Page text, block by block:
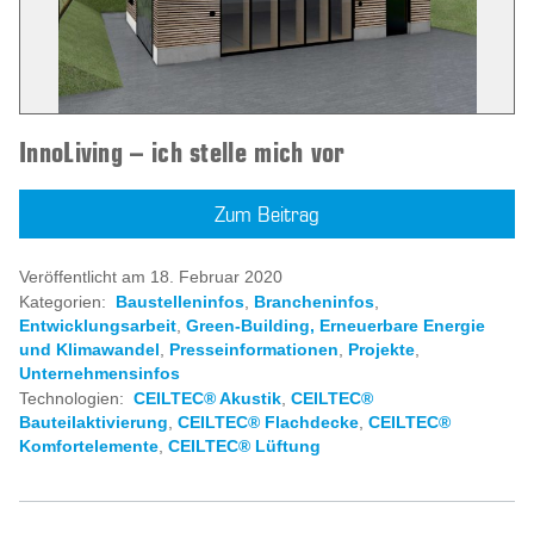
InnoLiving – ich stelle mich vor
Zum Beitrag
Veröffentlicht am 18. Februar 2020
Kategorien:
Baustelleninfos, Brancheninfos,
Entwicklungsarbeit Green-Building, Erneuerbare Energie
und Klimawandel
Presseinformationen Projekte
Unternehmensinfos
Technologien: CEILTEC® Akustik, CEILTEC®
Bauteilaktivierung CEILTEC® Flachdecke CEILTEC®
Komfortelemente CEILTEC® Lüftung